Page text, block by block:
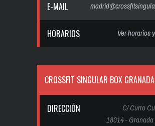
E-MAIL
HORARIOS Ver horarios
CROSSFIT SINGULAR BOX GRANADA
DIRECCIÓN
C/ Curro
18014 -